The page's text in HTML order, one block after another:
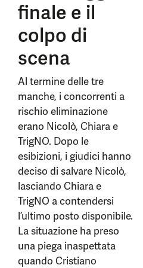
finale e il
colpo di
scena
Al termine delle tre
manche, i concorrenti a
rischio eliminazione
erano Nicolò, Chiara e
TrigNO. Dopo le
esibizioni, i giudici hanno
deciso di salvare Nicolò,
lasciando Chiara e
TrigNO a contendersi
l’ultimo posto disponibile.
La situazione ha preso
una piega inaspettata
quando Cristiano